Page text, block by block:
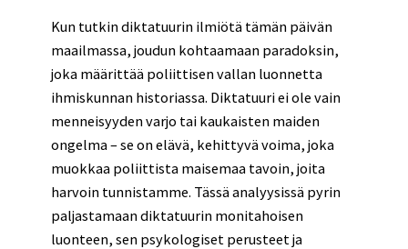
Kun tutkin diktatuurin ilmiötä tämän päivän
maailmassa, joudun kohtaamaan paradoksin,
joka määrittää poliittisen vallan luonnetta
ihmiskunnan historiassa. Diktatuuri ei ole vain
menneisyyden varjo tai kaukaisten maiden
ongelma – se on elävä, kehittyvä voima, joka
muokkaa poliittista maisemaa tavoin, joita
harvoin tunnistamme. Tässä analyysissä pyrin
paljastamaan diktatuurin monitahoisen
luonteen, sen psykologiset perusteet ja